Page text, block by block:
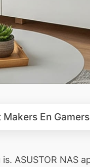
En Gamers
ASUSTOR NAS